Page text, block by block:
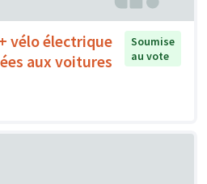
vélo électrique
aux voitures
Soumise
au vote